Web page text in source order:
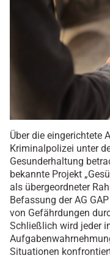
Über die eingerichtete
Kriminalpolizei unter
Gesunderhaltung
bekannte Projekt
als übergeordneter
Befassung der AG
von Gefährdungen
Schließlich wird jeder
Situationen